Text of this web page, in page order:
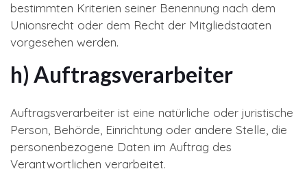
bestimmten Kriterien seiner Benennung nach dem
Unionsrecht oder dem Recht der Mitgliedstaaten
vorgesehen werden.
h) Auftragsverarbeiter
Auftragsverarbeiter ist eine natürliche oder juristische
Person, Behörde, Einrichtung oder andere Stelle, die
personenbezogene Daten im Auftrag des
Verantwortlichen verarbeitet.